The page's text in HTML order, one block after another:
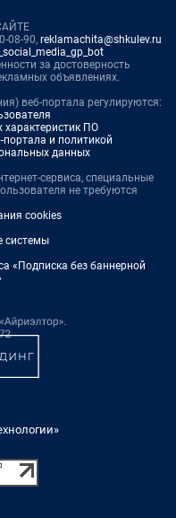
08-90, reklamachita@shkulev.ru
за достоверность
объявлениях.
веб-портала регулируются:
ПО
и политикой
данных
сервиса, специальные
не требуются
cookies
системы
«Подписка без баннерной